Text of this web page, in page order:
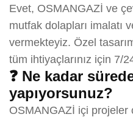
Evet, OSMANGAZİ ve
mutfak dolapları imalatı
vermekteyiz. Özel
tüm ihtiyaçlarınız için 7/
❓ Ne kadar
yapıyorsunuz?
OSMANGAZİ içi projeler